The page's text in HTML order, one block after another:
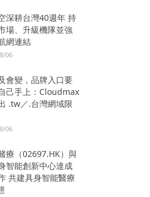
深耕台灣40週年 持
場、升級機隊並強
網連結
06
會變，品牌入口要
己手上：Cloudmax
.tw／.台灣網域限
06
療（02697.HK）與
智能創新中心達成
共建具身智能醫療